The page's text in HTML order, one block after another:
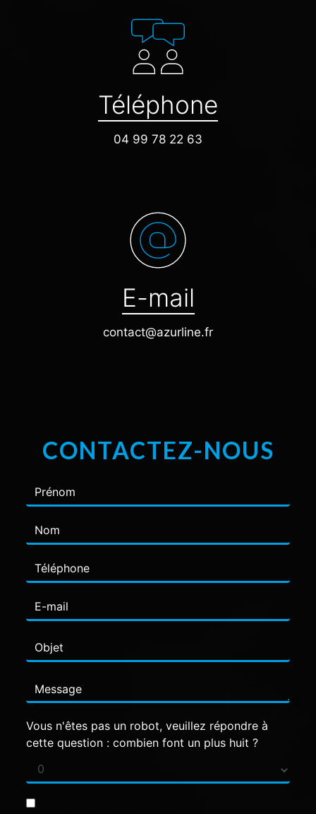
Téléphone
04 99 78 22 63
E-mail
contact@azurline.fr
CONTACTEZ-NOUS
Vous n'êtes pas un robot, veuillez répondre à
cette question : combien font un plus huit ?